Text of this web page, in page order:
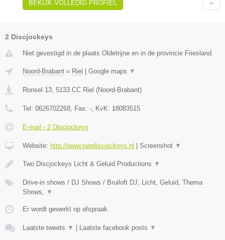
BEKIJK VOLLEDIG PROFIEL
2 Discjockeys
Niet gevestigd in de plaats Oldetrijne en in de provincie Friesland.
Noord-Brabant » Riel Google maps ▼
Ronsel 13, 5133 CC Riel (Noord-Brabant)
Tel: 0626702268, Fax: -, KvK: 18083515
E-mail › 2 Discjockeys
Website: http://www.twodiscjockeys.nl Screenshot ▼
Two Discjockeys Licht & Geluid Productions ▼
Drive-in shows / DJ Shows / Bruiloft DJ, Licht, Geluid, Thema
Shows, ▼
Er wordt gewerkt op afspraak.
Laatste tweets ▼ Laatste facebook posts ▼